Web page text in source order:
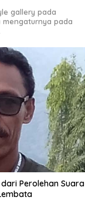
gallery pada
pada
Perolehan Suara